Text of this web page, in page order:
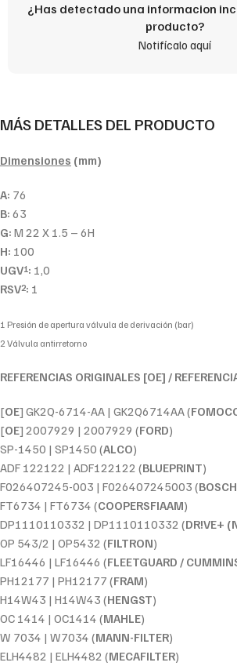
¿Has detectado una informacion
producto?
Notifícalo aquí
MÁS DETALLES DEL PRODUCTO
Dimensiones (mm)
A: 76
B: 63
G: M 22 X 1.5 – 6H
H: 100
UGV1: 1,0
RSV2: 1
1 Presión de apertura válvula de derivación (bar)
2 Válvula antirretorno
REFERENCIAS ORIGINALES [OE] /
[OE] GK2Q-6714-AA | GK2Q6714AA (
[OE] 2007929 | 2007929 (FORD)
SP-1450 | SP1450 (ALCO)
ADF 122122 | ADF122122 (BLUEPRINT)
F026407245-003 | F026407245003 (BOSCH
FT6734 | FT6734 (COOPERSFIAAM)
DP1110110332 | DP1110110332 (DR!VE+
OP 543/2 | OP5432 (FILTRON)
LF16446 | LF16446 (FLEETGUARD /
PH12177 | PH12177 (FRAM)
H14W43 | H14W43 (HENGST)
OC 1414 | OC1414 (MAHLE)
W 7034 | W7034 (MANN-FILTER)
ELH4482 | ELH4482 (MECAFILTER)